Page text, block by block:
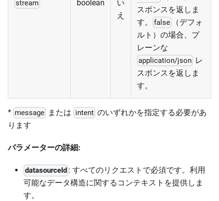
stream boolean
い
え
スポンスを返しま
す。
false
（デフォ
ルト）の場合、プ
レーンな
application/json レ
スポンスを返しま
す。
* message または intent のいずれかを指定する必要があ
ります
パラメーターの詳細:
datasourceId : すべてのリクエストで必須です。利用
可能なデータ構造に関するコンテキストを提供しま
す。